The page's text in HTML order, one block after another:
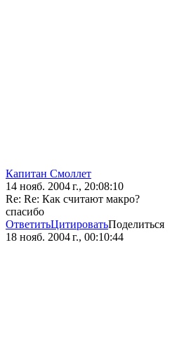
Капитан Смоллет
14 нояб. 2004 г., 20:08:10
Re: Re: Как считают макро?
спасибо
ОтветитьЦитироватьПоделиться
18 нояб. 2004 г., 00:10:44